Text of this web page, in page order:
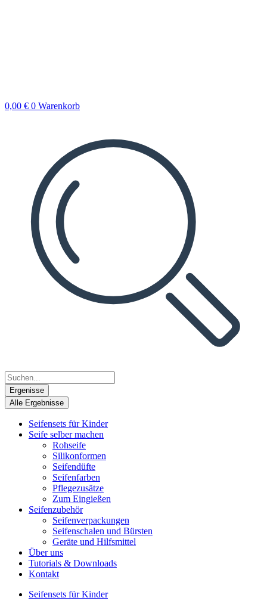
0,00 € 0 Warenkorb
Ergenisse
Alle Ergebnisse
Seifensets für Kinder
Seife selber machen
Rohseife
Silikonformen
Seifendüfte
Seifenfarben
Pflegezusätze
Zum Eingießen
Seifenzubehör
Seifenverpackungen
Seifenschalen und Bürsten
Geräte und Hilfsmittel
Über uns
Tutorials & Downloads
Kontakt
Seifensets für Kinder